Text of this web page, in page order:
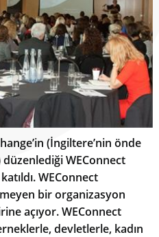
(İngiltere’nin önde
WEConnect
WEConnect
bir organizasyon
açıyor. WEConnect
devletlerle, kadın